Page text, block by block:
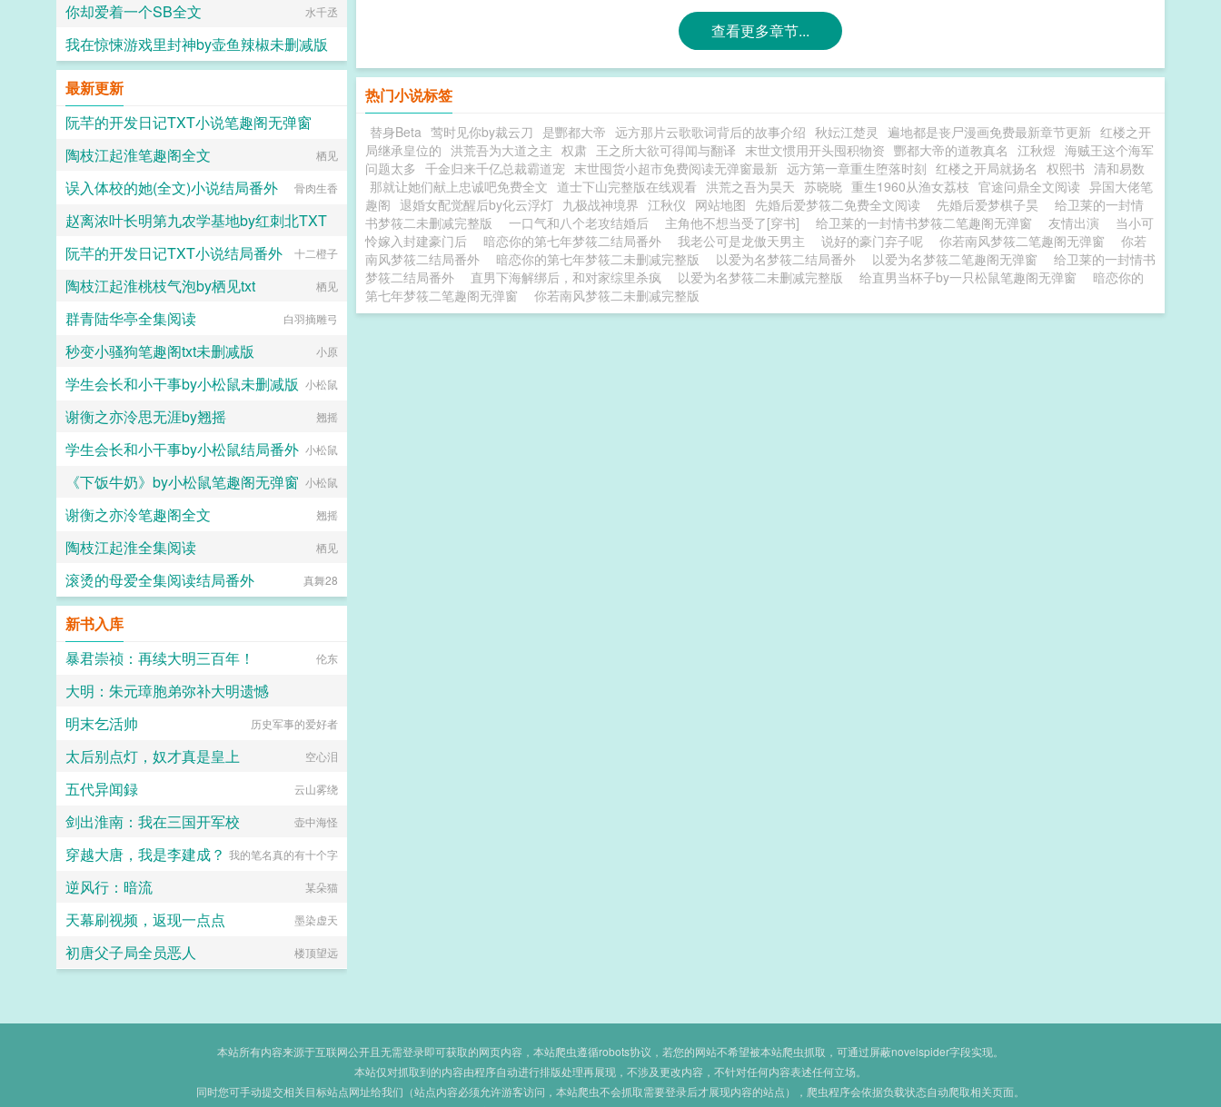
查看更多章节...
热门小说标签
替身Beta 莺时见你by裁云刀 是酆都大帝 远方那片云歌歌词背后的故事介绍 秋妘江楚灵 遍地都是丧尸漫画免费最新章节更新 红楼之开
局继承皇位的 洪荒吾为大道之主 权肃 王之所大欲可得闻与翻译 末世文惯用开头囤积物资 酆都大帝的道教真名 江秋煜 海贼王这个海军
问题太多 千金归来千亿总裁霸道宠 末世囤货小超市免费阅读无弹窗最新 远方第一章重生堕落时刻 红楼之开局就扬名 权熙书 清和易数
那就让她们献上忠诚吧免费全文 道士下山完整版在线观看 洪荒之吾为昊天 苏晓晓 重生1960从渔女荔枝 官途问鼎全文阅读 异国大佬笔
趣阁 退婚女配觉醒后by化云浮灯 九极战神境界 江秋仪 网站地图 先婚后爱梦筱二免费全文阅读 先婚后爱梦棋子昊
给卫莱的一封情
书梦筱二未删减完整版
一口气和八个老攻结婚后 主角他不想当受了[穿书] 给卫莱的一封情书梦筱二笔趣阁无弹窗 友情出演
当小可
怜嫁入封建豪门后
暗恋你的第七年梦筱二结局番外 我老公可是龙傲天男主 说好的豪门弃子呢 你若南风梦筱二笔趣阁无弹窗
你若
南风梦筱二结局番外
暗恋你的第七年梦筱二未删减完整版 以爱为名梦筱二结局番外 以爱为名梦筱二笔趣阁无弹窗
给卫莱的一封情书
梦筱二结局番外
直男下海解绑后，和对家综里杀疯 以爱为名梦筱二未删减完整版 给直男当杯子by一只松鼠笔趣阁无弹窗
暗恋你的
第七年梦筱二笔趣阁无弹窗
你若南风梦筱二未删减完整版
你却爱着一个SB全文 水千丞
我在惊悚游戏里封神by壶鱼辣椒未删减版
最新更新
阮芊的开发日记TXT小说笔趣阁无弹窗
十二橙子
陶枝江起淮笔趣阁全文 栖见
误入体校的她(全文)小说结局番外 骨肉生香
赵离浓叶长明第九农学基地by红刺北TXT
红刺北
阮芊的开发日记TXT小说结局番外 十二橙子
陶枝江起淮桃枝气泡by栖见txt 栖见
群青陆华亭全集阅读 白羽摘雕弓
秒变小骚狗笔趣阁txt未删减版 小原
学生会长和小干事by小松鼠未删减版 小松鼠
谢衡之亦泠思无涯by翘摇 翘摇
学生会长和小干事by小松鼠结局番外 小松鼠
《下饭牛奶》by小松鼠笔趣阁无弹窗 小松鼠
谢衡之亦泠笔趣阁全文 翘摇
陶枝江起淮全集阅读 栖见
滚烫的母爱全集阅读结局番外 真舞28
新书入库
暴君崇祯：再续大明三百年！
伦东
大明：朱元璋胞弟弥补大明遗憾
喜欢王语嫣的小山雀
明末乞活帅 历史军事的爱好者
太后别点灯，奴才真是皇上 空心泪
五代异闻録 云山雾绕
剑出淮南：我在三国开军校 壶中海怪
穿越大唐，我是李建成？ 我的笔名真的有十个字
逆风行：暗流 某朵猫
天幕刷视频，返现一点点 墨染虚天
初唐父子局全员恶人 楼顶望远
本站所有内容来源于互联网公开且无需登录即可获取的网页内容，本站爬虫遵循robots协议，若您的网站不希望被本站爬虫抓取，可通过屏蔽novelspider字段实现。
本站仅对抓取到的内容由程序自动进行排版处理再展现，不涉及更改内容，不针对任何内容表述任何立场。
同时您可手动提交相关目标站点网址给我们（站点内容必须允许游客访问，本站爬虫不会抓取需要登录后才展现内容的站点），爬虫程序会依据负载状态自动爬取相关页面。